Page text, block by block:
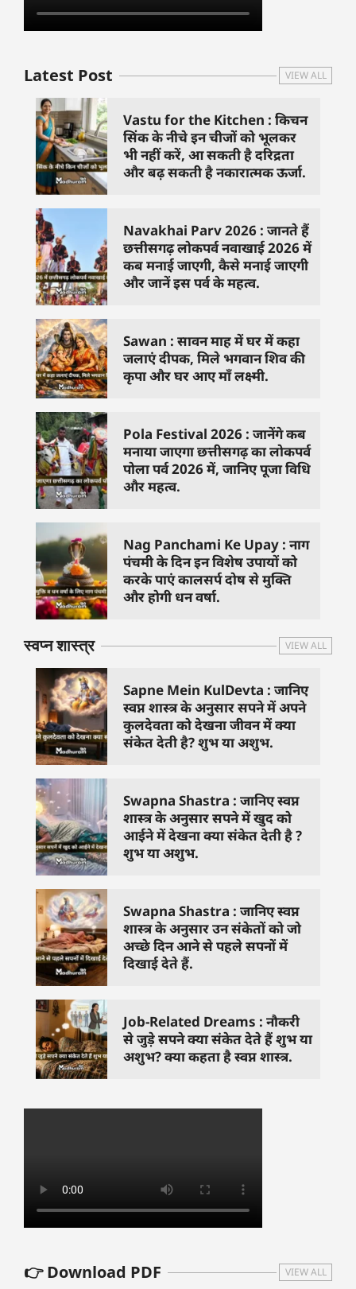
Latest Post VIEW ALL
Vastu for the Kitchen : किचन
सिंक के नीचे इन चीजों को भूलकर
भी नहीं करें, आ सकती है दरिद्रता
और बढ़ सकती है नकारात्मक ऊर्जा.
Navakhai Parv 2026 : जानते हैं
छत्तीसगढ़ लोकपर्व नवाखाई 2026 में
कब मनाई जाएगी, कैसे मनाई जाएगी
और जानें इस पर्व के महत्व.
Sawan : सावन माह में घर में कहा
जलाएं दीपक, मिले भगवान शिव की
कृपा और घर आए माँ लक्ष्मी.
Pola Festival 2026 : जानेंगे कब
मनाया जाएगा छत्तीसगढ़ का लोकपर्व
पोला पर्व 2026 में, जानिए पूजा विधि
और महत्व.
Nag Panchami Ke Upay : नाग
पंचमी के दिन इन विशेष उपायों को
करके पाएं कालसर्प दोष से मुक्ति
और होगी धन वर्षा.
स्वप्न शास्त्र VIEW ALL
Sapne Mein KulDevta : जानिए
स्वप्न शास्त्र के अनुसार सपने में अपने
कुलदेवता को देखना जीवन में क्या
संकेत देती है? शुभ या अशुभ.
Swapna Shastra : जानिए स्वप्न
शास्त्र के अनुसार सपने में खुद को
आईने में देखना क्या संकेत देती है ?
शुभ या अशुभ.
Swapna Shastra : जानिए स्वप्न
शास्त्र के अनुसार उन संकेतों को जो
अच्छे दिन आने से पहले सपनों में
दिखाई देते हैं.
Job-Related Dreams : नौकरी
से जुड़े सपने क्या संकेत देते हैं शुभ या
अशुभ? क्या कहता है स्वप्न शास्त्र.
👉 Download PDF VIEW ALL